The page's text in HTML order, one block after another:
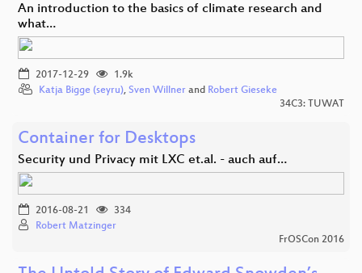
An introduction to the basics of climate research and
what…
2017-12-29
1.9k
Katja Bigge (seyru), Sven Willner and Robert Gieseke
34C3: TUWAT
Container for Desktops
Security und Privacy mit LXC et.al. - auch auf…
2016-08-21
334
Robert Matzinger
FrOSCon 2016